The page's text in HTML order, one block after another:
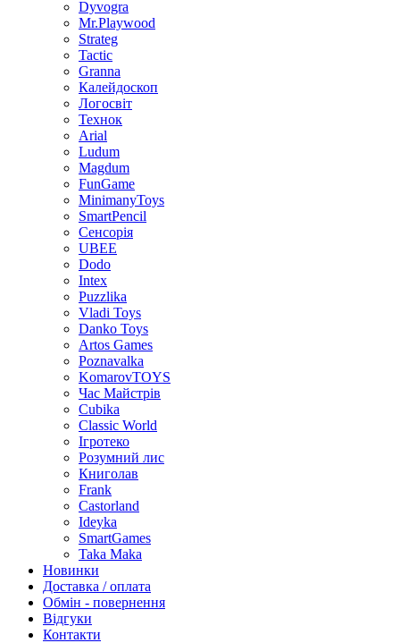
Dyvogra
Mr.Playwood
Strateg
Tactic
Granna
Калейдоскоп
Логосвіт
Технок
Arial
Ludum
Magdum
FunGame
MinimanyToys
SmartPencil
Сенсорія
UBEE
Dodo
Intex
Puzzlika
Vladi Toys
Danko Toys
Artos Games
Poznavalka
KomarovTOYS
Час Майстрів
Cubika
Classic World
Ігротеко
Розумний лис
Книголав
Frank
Castorland
Ideyka
SmartGames
Taka Maka
Новинки
Доставка / оплата
Обмін - повернення
Відгуки
Контакти